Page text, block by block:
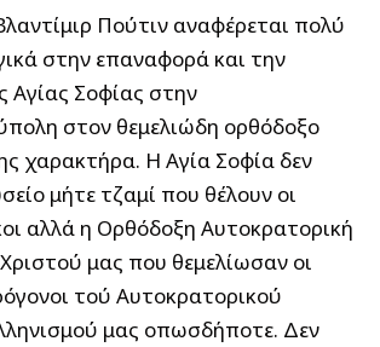
Πούτιν αναφέρεται πολύ
στην επαναφορά και την
Αγίας Σοφίας στην
στον θεμελιώδη ορθόδοξο
χαρακτήρα. Η Αγία Σοφία δεν
μήτε τζαμί που θέλουν οι
αλλά η Ορθόδοξη Αυτοκρατορική
μας που θεμελίωσαν οι
τού Αυτοκρατορικού
μας οπωσδήποτε. Δεν